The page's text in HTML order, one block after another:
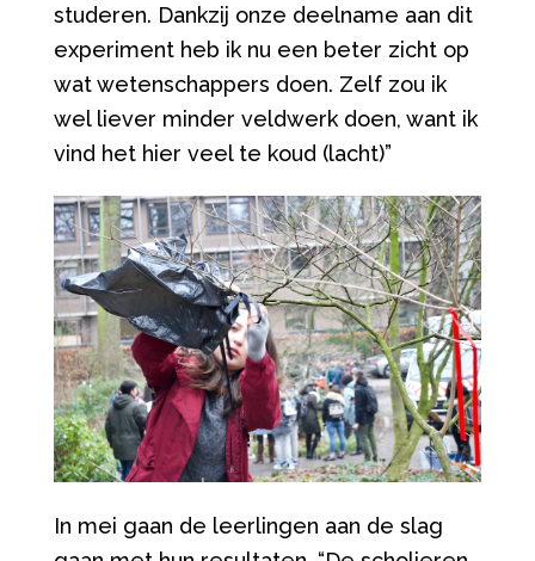
studeren. Dankzij onze deelname aan dit
experiment heb ik nu een beter zicht op
wat wetenschappers doen. Zelf zou ik
wel liever minder veldwerk doen, want ik
vind het hier veel te koud (lacht)”
In mei gaan de leerlingen aan de slag